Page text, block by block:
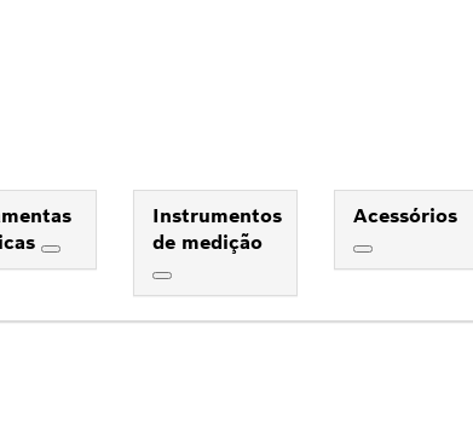
Instrumentos
de medição
Acessórios